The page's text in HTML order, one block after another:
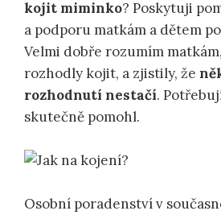
kojit miminko? Poskytuji
a podporu matkám a dětem
Velmi dobře rozumím
rozhodly kojit, a zjistily, že
rozhodnutí nestačí.
skutečně pomohl.
Osobní poradenství v